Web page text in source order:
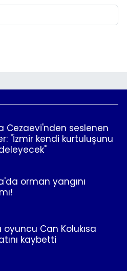
Cezaevi'nden seslenen
"İzmir kendi kurtuluşunu
orman yangını
oyuncu Can Kolukısa
kaybetti